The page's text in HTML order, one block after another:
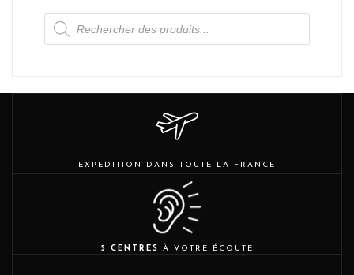
Recherche
de
produits
EXPEDITION DANS TOUTE LA FRANCE
5 CENTRES À VOTRE ÉCOUTE